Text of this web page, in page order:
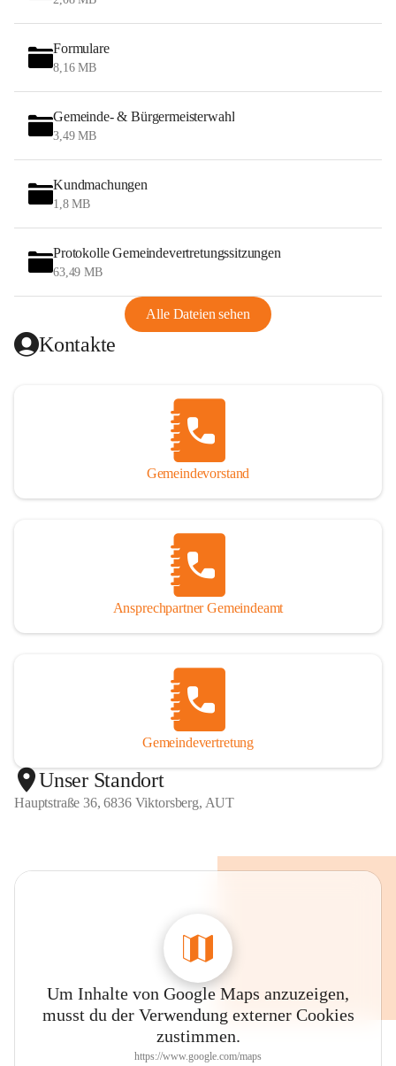
Formulare
8,16 MB
Gemeinde- & Bürgermeisterwahl
3,49 MB
Kundmachungen
1,8 MB
Protokolle Gemeindevertretungssitzungen
63,49 MB
Alle Dateien sehen
Kontakte
Gemeindevorstand
Ansprechpartner Gemeindeamt
Gemeindevertretung
Unser Standort
Hauptstraße 36, 6836 Viktorsberg, AUT
Um Inhalte von Google Maps anzuzeigen,
musst du der Verwendung externer Cookies
zustimmen.
https://www.google.com/maps